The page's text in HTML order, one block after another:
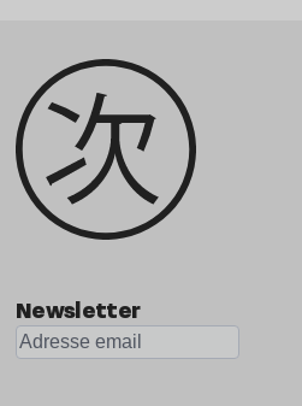
Newsletter